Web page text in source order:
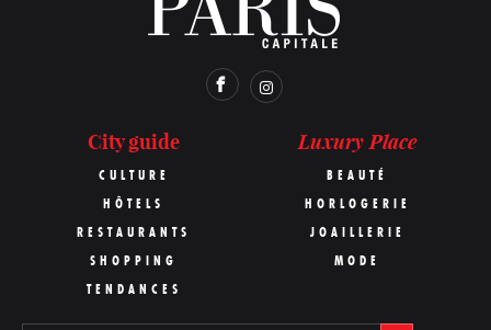
City guide
CULTURE
HÔTELS
RESTAURANTS
SHOPPING
TENDANCES
Luxury Place
BEAUTÉ
HORLOGERIE
JOAILLERIE
MODE